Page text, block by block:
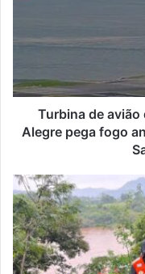
do
para
Porto
Alegre
pega
da
decolagem
no
aeroporto
Santos
Dumont
Turbina de avião
Alegre pega fogo
Prefeito
e
Defesa
Civil
acompanham
manutenção